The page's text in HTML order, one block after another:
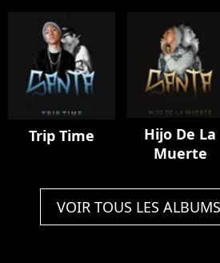
Trip Time
Hijo De La
Muerte
VOIR TOUS LES